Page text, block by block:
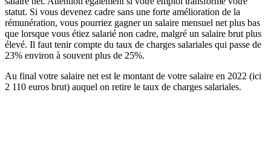
statut. Si vous devenez cadre sans une forte amélioration de la
rémunération, vous pourriez gagner un salaire mensuel net plus bas
que lorsque vous étiez salarié non cadre, malgré un salaire brut plus
élevé. Il faut tenir compte du taux de charges salariales qui passe de
23% environ à souvent plus de 25%.
Au final votre salaire net est le montant de votre salaire en 2022 (ici
2 110 euros brut) auquel on retire le taux de charges salariales.